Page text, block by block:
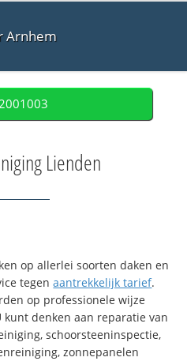
Arnhem
Lienden
op allerlei soorten daken en
tegenaantrekkelijk tarief.
op professionele wijze
kunt denken aan reparatie van
schoorsteeninspectie,
zonnepanelen